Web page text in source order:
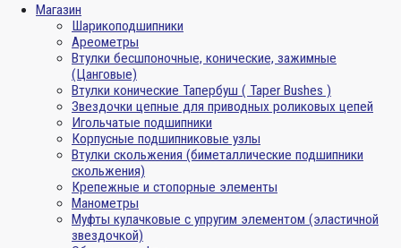
Магазин
Шарикоподшипники
Ареометры
Втулки бесшпоночные, конические, зажимные
(Цанговые)
Втулки конические Тапербуш ( Taper Bushes )
Звездочки цепные для приводных роликовых цепей
Игольчатые подшипники
Корпусные подшипниковые узлы
Втулки скольжения (биметаллические подшипники
скольжения)
Крепежные и стопорные элементы
Манометры
Муфты кулачковые с упругим элементом (эластичной
звездочкой)